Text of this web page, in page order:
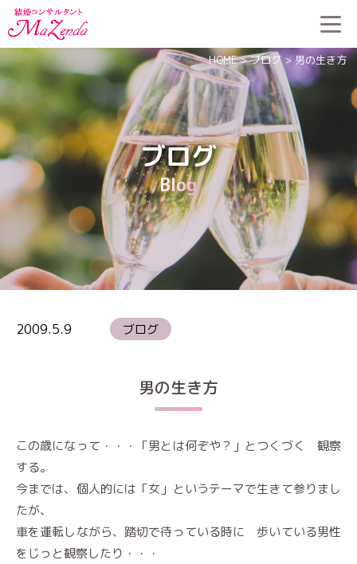
ブログ
Blog
HOME>ブログ>男の生き方
2009.5.9 ブログ
男の生き方
この歳になって・・・「男とは何ぞや？」とつくづく 観察
する。
今までは、個人的には「女」というテーマで生きて参りまし
たが、
車を運転しながら、踏切で待っている時に 歩いている男性
をじっと観察したり・・・